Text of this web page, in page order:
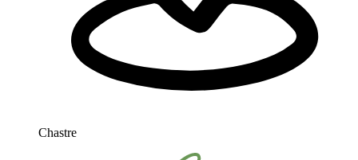
Chastre